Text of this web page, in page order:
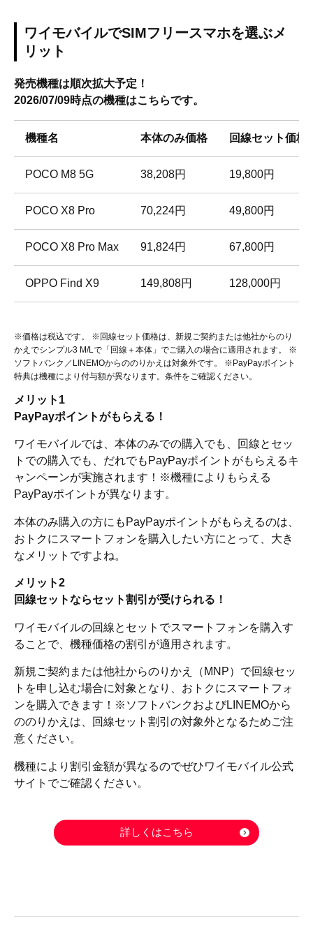
ワイモバイルでSIMフリースマホを選ぶメ
リット
発売機種は順次拡大予定！
2026/07/09時点の機種はこちらです。
機種名 本体のみ価格 回線セット価格
POCO M8 5G 38,208円 19,800円
POCO X8 Pro 70,224円 49,800円
POCO X8 Pro Max 91,824円 67,800円
OPPO Find X9 149,808円 128,000円
※価格は税込です。 ※回線セット価格は、新規ご契約または他社からのり
かえでシンプル3 M/Lで「回線＋本体」でご購入の場合に適用されます。 ※
ソフトバンク／LINEMOからののりかえは対象外です。 ※PayPayポイント
特典は機種により付与額が異なります。条件をご確認ください。
メリット1
PayPayポイントがもらえる！
ワイモバイルでは、本体のみでの購入でも、回線とセッ
トでの購入でも、だれでもPayPayポイントがもらえるキ
ャンペーンが実施されます！※機種によりもらえる
PayPayポイントが異なります。
本体のみ購入の方にもPayPayポイントがもらえるのは、
おトクにスマートフォンを購入したい方にとって、大き
なメリットですよね。
メリット2
回線セットならセット割引が受けられる！
ワイモバイルの回線とセットでスマートフォンを購入す
ることで、機種価格の割引が適用されます。
新規ご契約または他社からのりかえ（MNP）で回線セッ
トを申し込む場合に対象となり、おトクにスマートフォ
ンを購入できます！※ソフトバンクおよびLINEMOから
ののりかえは、回線セット割引の対象外となるためご注
意ください。
機種により割引金額が異なるのでぜひワイモバイル公式
サイトでご確認ください。
詳しくはこちら